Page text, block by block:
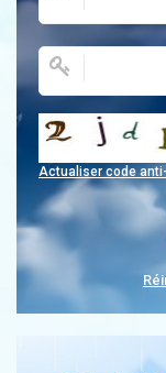
Actualiser code